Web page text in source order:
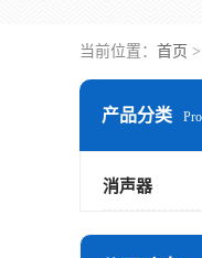
当前位置： 首页 >
产品分类
消声器